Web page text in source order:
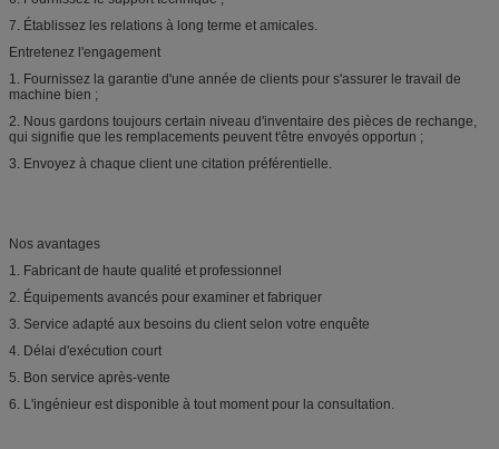
7. Établissez les relations à long terme et amicales.
Entretenez l'engagement
1. Fournissez la garantie d'une année de clients pour s'assurer le travail de
machine bien ;
2. Nous gardons toujours certain niveau d'inventaire des pièces de rechange,
qui signifie que les remplacements peuvent t'être envoyés opportun ;
3. Envoyez à chaque client une citation préférentielle.
Nos avantages
1. Fabricant de haute qualité et professionnel
2. Équipements avancés pour examiner et fabriquer
3. Service adapté aux besoins du client selon votre enquête
4. Délai d'exécution court
5. Bon service après-vente
6. L'ingénieur est disponible à tout moment pour la consultation.